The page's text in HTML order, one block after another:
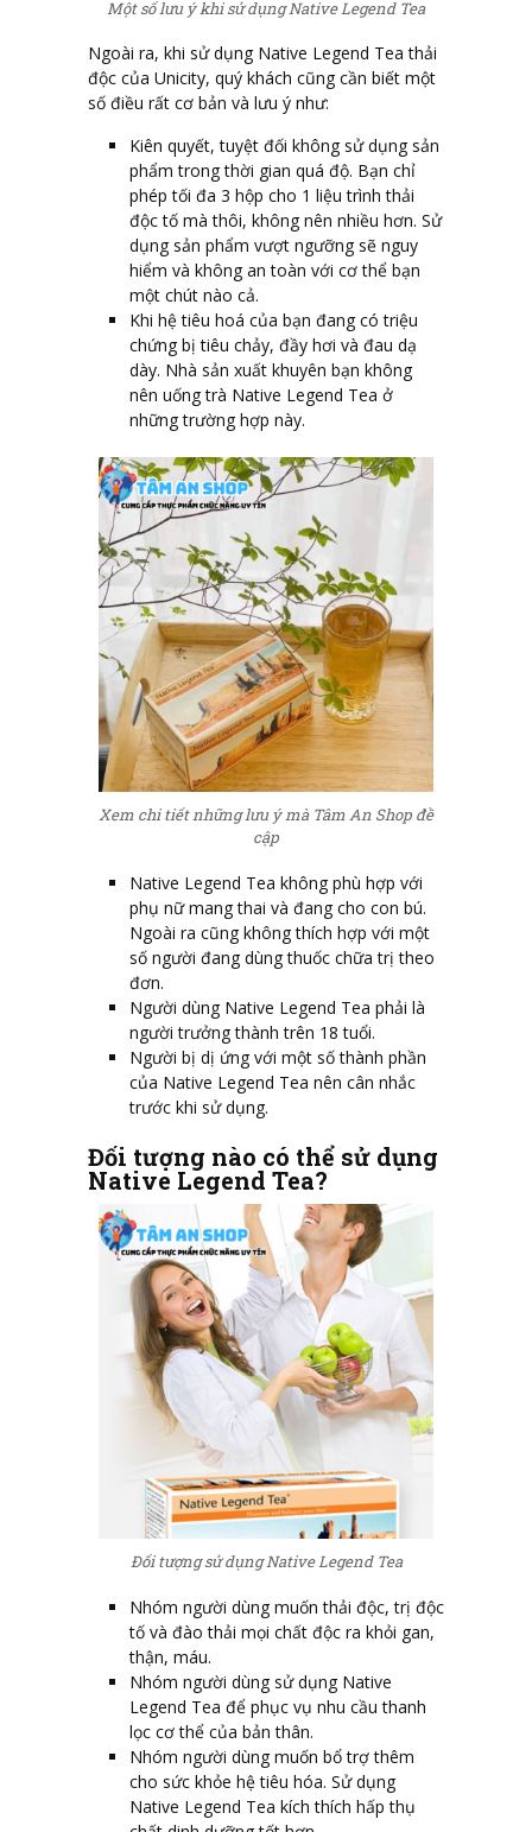
Một số lưu ý khi sử dụng Native Legend Tea
Ngoài ra, khi sử dụng Native Legend Tea thải
độc của Unicity, quý khách cũng cần biết một
số điều rất cơ bản và lưu ý như:
Kiên quyết, tuyệt đối không sử dụng sản
phẩm trong thời gian quá độ. Bạn chỉ
phép tối đa 3 hộp cho 1 liệu trình thải
độc tố mà thôi, không nên nhiều hơn. Sử
dụng sản phẩm vượt ngưỡng sẽ nguy
hiểm và không an toàn với cơ thể bạn
một chút nào cả.
Khi hệ tiêu hoá của bạn đang có triệu
chứng bị tiêu chảy, đầy hơi và đau dạ
dày. Nhà sản xuất khuyên bạn không
nên uống trà Native Legend Tea ở
những trường hợp này.
Xem chi tiết những lưu ý mà Tâm An Shop đề
cập
Native Legend Tea không phù hợp với
phụ nữ mang thai và đang cho con bú.
Ngoài ra cũng không thích hợp với một
số người đang dùng thuốc chữa trị theo
đơn.
Người dùng Native Legend Tea phải là
người trưởng thành trên 18 tuổi.
Người bị dị ứng với một số thành phần
của Native Legend Tea nên cân nhắc
trước khi sử dụng.
Đối tượng nào có thể sử dụng
Native Legend Tea?
Đối tượng sử dụng Native Legend Tea
Nhóm người dùng muốn thải độc, trị độc
tố và đào thải mọi chất độc ra khỏi gan,
thận, máu.
Nhóm người dùng sử dụng Native
Legend Tea để phục vụ nhu cầu thanh
lọc cơ thể của bản thân.
Nhóm người dùng muốn bổ trợ thêm
cho sức khỏe hệ tiêu hóa. Sử dụng
Native Legend Tea kích thích hấp thụ